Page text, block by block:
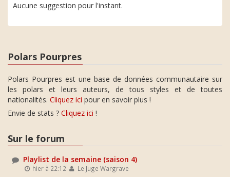
Aucune suggestion pour l'instant.
Polars Pourpres
Polars Pourpres est une base de données communautaire sur
les polars et leurs auteurs, de tous styles et de toutes
nationalités. Cliquez ici pour en savoir plus !
Envie de stats ? Cliquez ici !
Sur le forum
Playlist de la semaine (saison 4)
hier à 22:12 Le Juge Wargrave